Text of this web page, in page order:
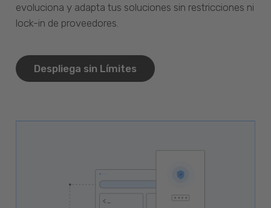
evoluciona y adapta tus soluciones sin restricciones ni
lock-in de proveedores.
Despliega sin Límites